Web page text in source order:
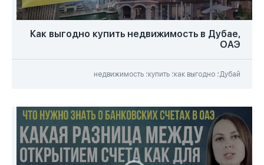
Как выгодно купить недвижимость в Дубае,
ОАЭ
Дубай؛ как выгодно؛ купить؛ недвижимость